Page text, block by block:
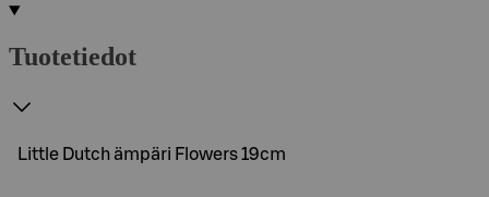
Tuotetiedot
Little Dutch ämpäri Flowers 19cm